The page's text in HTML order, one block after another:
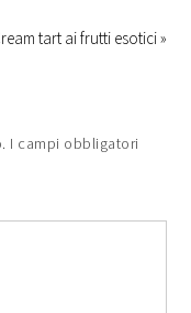
tart ai frutti esotici »
I campi obbligatori